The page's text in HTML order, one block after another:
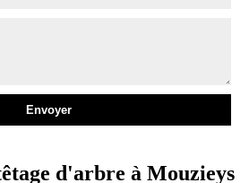
d'arbre à Mouzieys